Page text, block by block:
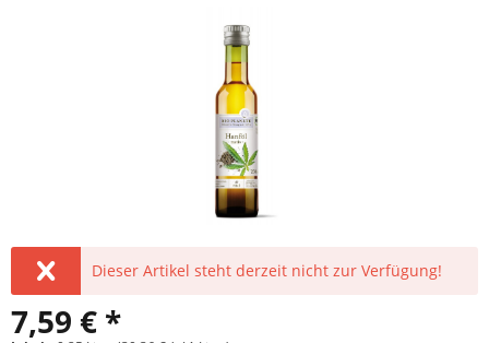
Dieser Artikel steht derzeit nicht zur Verfügung!
7,59 € *